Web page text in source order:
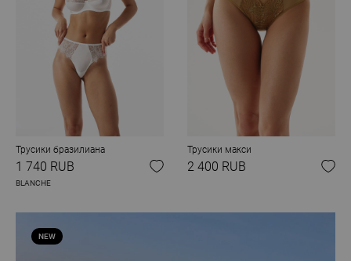
Трусики бразилиана
1 740 RUB
BLANCHE
Трусики макси
2 400 RUB
NEW